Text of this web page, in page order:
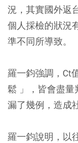
況，其實國外返
個人採檢的狀況
準不同所導致。
羅一鈞強調，Ct
鬆 」，皆會盡量
漏了幾例，造成
羅一鈞說明，以